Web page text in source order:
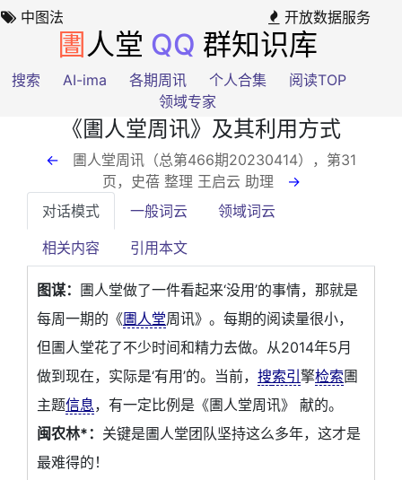
中图法 开放数据服务
圕 人堂 QQ 群知识库
搜索 AI-ima 各期周讯 个人合集
阅读TOP
领域专家
《圕人堂周讯》及其利用方式
←
圕人堂周讯（总第466期20230414），第31
页 ，史蓓 整理 王启云 助理
→
对话模式
一般词云 领域词云
相关内容 引用本文
图谋： 圕人堂做了一件看起来‘没用’的事情，那就是
每周一期的《圕人堂周讯》。每期的阅读量很小，
但圕人堂花了不少时间和精力去做。从2014年5月
做到现在，实际是‘有用’的。当前， 搜索引擎检索圕
主题信息，有一定比例是《圕人堂周讯》 献的。
闽农林*： 关键是圕人堂团队坚持这么多年，这才是
最难得的！